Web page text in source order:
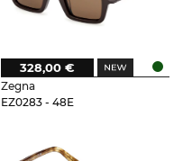
Zegna
EZ0283 - 48E
328,00 €